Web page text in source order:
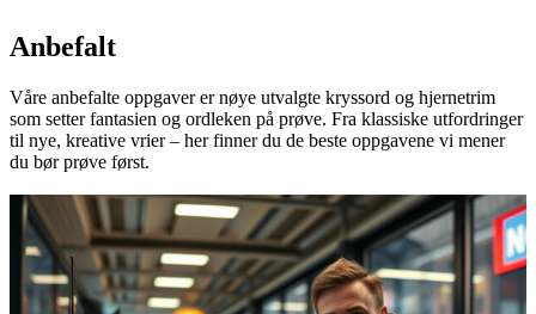
Anbefalt
Våre anbefalte oppgaver er nøye utvalgte kryssord og hjernetrim
som setter fantasien og ordleken på prøve. Fra klassiske utfordringer
til nye, kreative vrier – her finner du de beste oppgavene vi mener
du bør prøve først.